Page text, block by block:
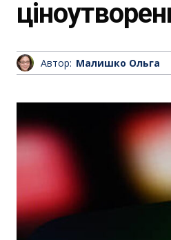
Автор: Малишко Ольга